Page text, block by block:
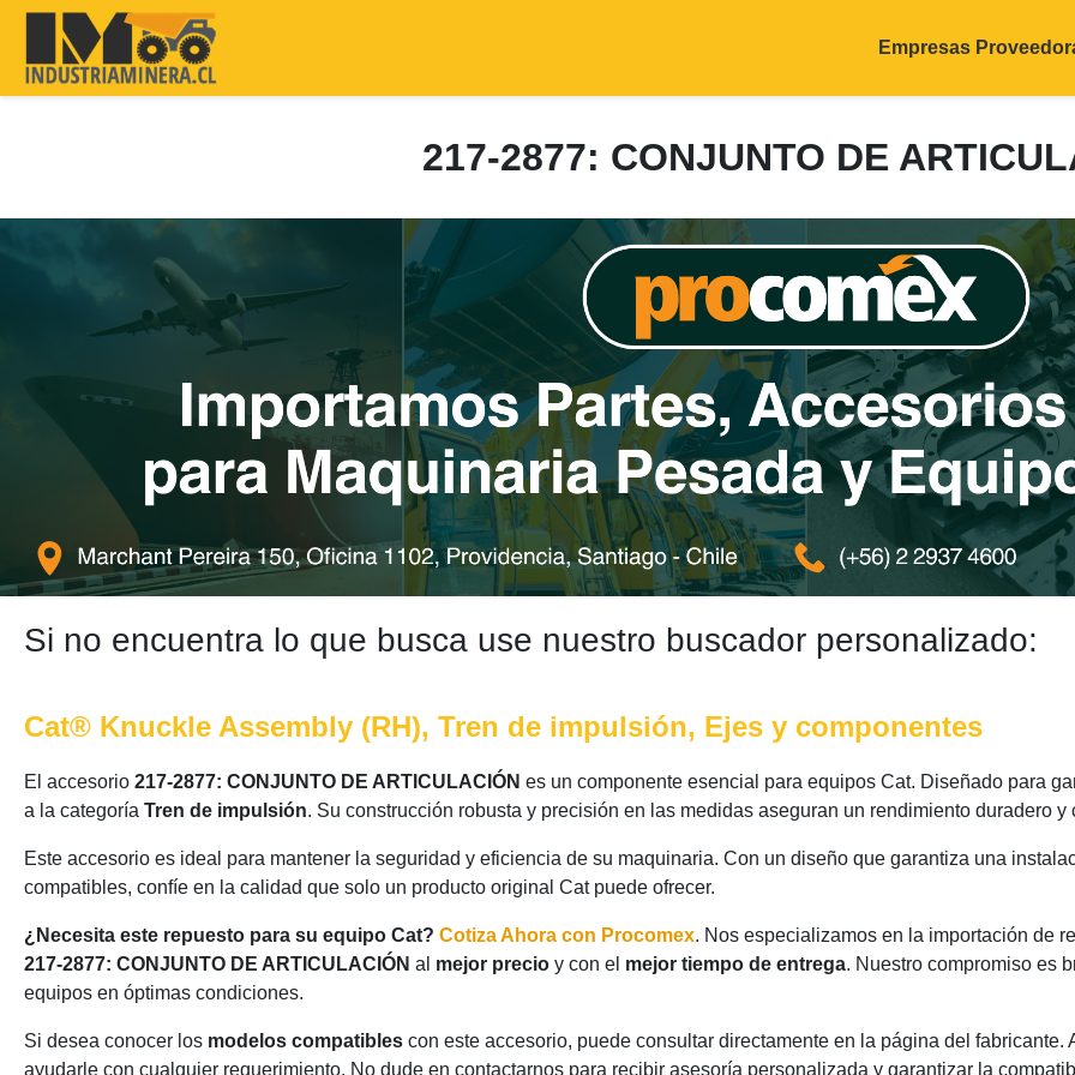
Empresas
217-2877: CONJUNTO DE
Si no encuentra lo que busca use nuestro buscador personalizado:
Cat® Knuckle Assembly (RH), Tren de impulsión, Ejes y componentes
El accesorio 217-2877: CONJUNTO DE ARTICULACIÓN es un componente esencial para equipos Cat. Diseñado para
a la categoría Tren de impulsión. Su construcción robusta y precisión en las medidas aseguran un rendimiento duradero y
Este accesorio es ideal para mantener la seguridad y eficiencia de su maquinaria. Con un diseño que garantiza una
compatibles, confíe en la calidad que solo un producto original Cat puede ofrecer.
¿Necesita este repuesto para su equipo Cat? Cotiza Ahora con Procomex. Nos especializamos en la importación de
217-2877: CONJUNTO DE ARTICULACIÓN al mejor precio y con el mejor tiempo de entrega. Nuestro compromiso es
equipos en óptimas condiciones.
Si desea conocer los modelos compatibles con este accesorio, puede consultar directamente en la página del
ayudarle con cualquier requerimiento. No dude en contactarnos para recibir asesoría personalizada y garantizar la